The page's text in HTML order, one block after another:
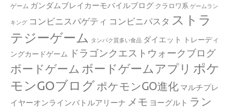
ゲーム ガンダムブレイカーモバイルブログ クラロワ系 ゲームラン
キング コンビニスパゲティ コンビニパスタ ストラ
テジーゲーム
タンパク質多い食品 ダイエット
トレーディ
ングカードゲーム
ドラゴンクエストウォークブログ
ボードゲーム ボードゲームアプリ ポケ
モンGOブログ ポケモンGO進化 マルチプレ
イヤーオンラインバトルアリーナ メモ ヨーグルト ラン